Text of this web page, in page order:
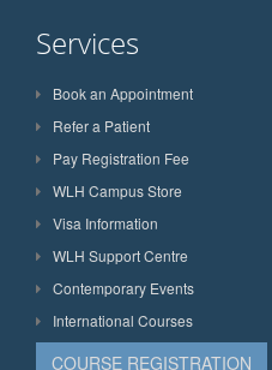
Services
Book an Appointment
Refer a Patient
Pay Registration Fee
WLH Campus Store
Visa Information
WLH Support Centre
Contemporary Events
International Courses
COURSE REGISTRATION